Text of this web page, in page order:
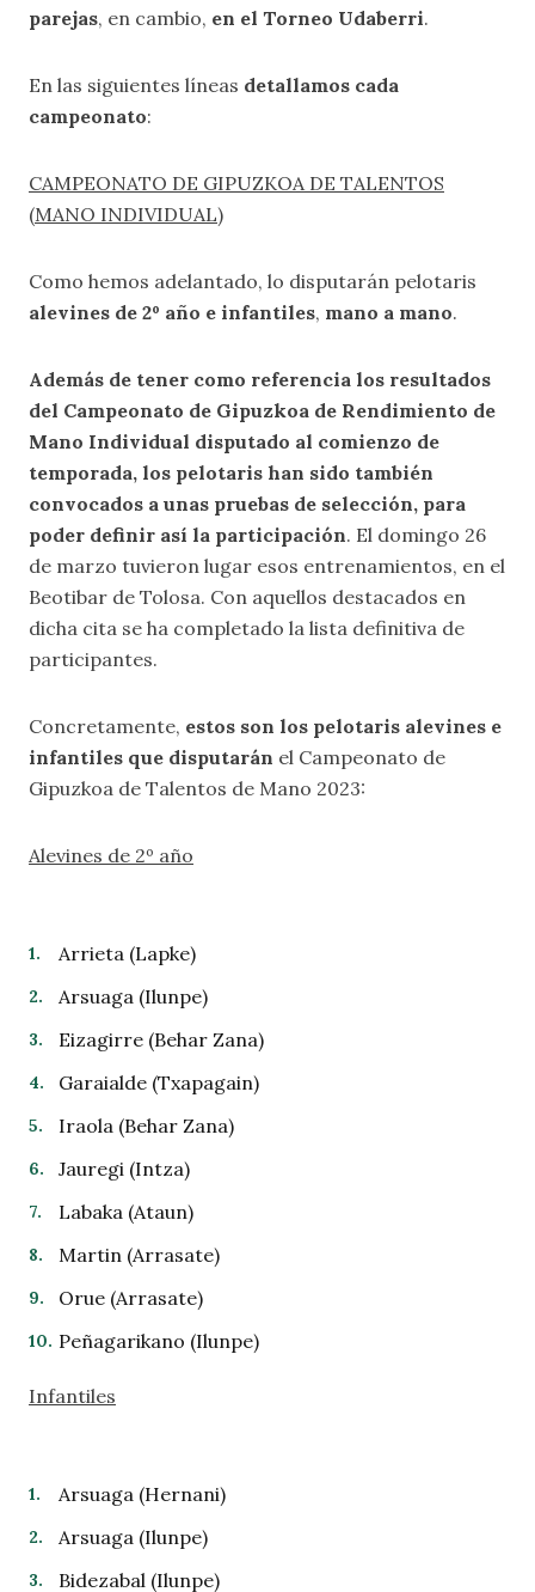
parejas, en cambio, en el Torneo Udaberri.
En las siguientes líneas detallamos cada
campeonato:
CAMPEONATO DE GIPUZKOA DE TALENTOS
(MANO INDIVIDUAL)
Como hemos adelantado, lo disputarán pelotaris
alevines de 2º año e infantiles, mano a mano.
Además de tener como referencia los resultados
del Campeonato de Gipuzkoa de Rendimiento de
Mano Individual disputado al comienzo de
temporada, los pelotaris han sido también
convocados a unas pruebas de selección, para
poder definir así la participación. El domingo 26
de marzo tuvieron lugar esos entrenamientos, en el
Beotibar de Tolosa. Con aquellos destacados en
dicha cita se ha completado la lista definitiva de
participantes.
Concretamente, estos son los pelotaris alevines e
infantiles que disputarán el Campeonato de
Gipuzkoa de Talentos de Mano 2023:
Alevines de 2º año
Arrieta (Lapke)
Arsuaga (Ilunpe)
Eizagirre (Behar Zana)
Garaialde (Txapagain)
Iraola (Behar Zana)
Jauregi (Intza)
Labaka (Ataun)
Martin (Arrasate)
Orue (Arrasate)
Peñagarikano (Ilunpe)
Infantiles
Arsuaga (Hernani)
Arsuaga (Ilunpe)
Bidezabal (Ilunpe)